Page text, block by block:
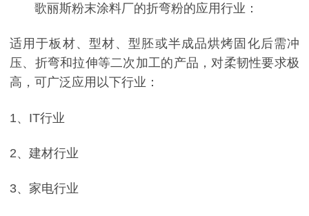
歌丽斯粉末涂料厂的折弯粉的应用行业：
适用于板材、型材、型胚或半成品烘烤固化后需冲
压、折弯和拉伸等二次加工的产品，对柔韧性要求极
高，可广泛应用以下行业：
1、IT行业
2、建材行业
3、家电行业